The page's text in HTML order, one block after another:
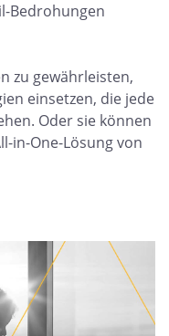
Bedrohungen
zu gewährleisten,
einsetzen, die jede
Oder sie können
in-One-Lösung von